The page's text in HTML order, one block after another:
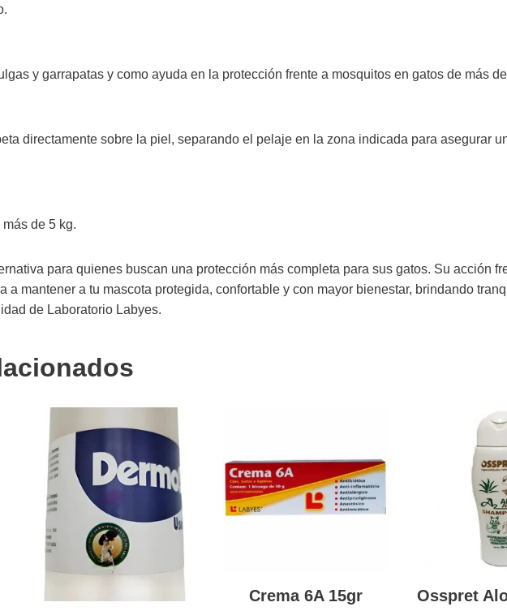
y garrapatas y como ayuda en la protección frente a mosquitos en gatos de más
directamente sobre la piel, separando el pelaje en la zona indicada para asegurar
de 5 kg.
para quienes buscan una protección más completa para sus gatos. Su acción
a mantener a tu mascota protegida, confortable y con mayor bienestar, brindando
de Laboratorio Labyes.
Crema 6A 15gr Osspret